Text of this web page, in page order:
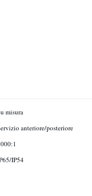
misura
anteriore/posteriore
IP54